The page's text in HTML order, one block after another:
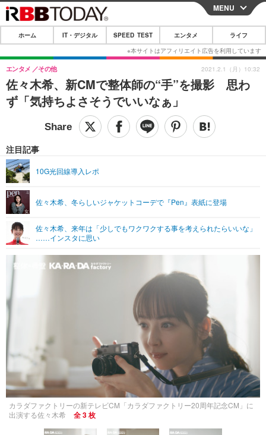
CLOSE
ホーム
IT・デジタル
IT・デジタルTOP スマートフォン
ガジェット・ツール
ショッピング その他
SPEED TEST
エンタメTOP 映画・ドラマ
グラビア ブログ
ショッピング その他
ライフTOP
リリース一覧
プッシュ通知の停止方法
MENU
ホーム IT・デジタル SPEED TEST エンタメ ライフ
佐々木希、新CMで整体師の“手”を撮影 思わ
ず「気持ちよさそうでいいなぁ」
エンタメ その他
注目記事
10G光回線導入レポ
佐々木希、冬らしいジャケットコーデで『Pen』表紙に登場
佐々木希、来年は「少しでもワクワクする事を考えられたらいいな」
……インスタに思い
2021.2.1（月）10:32
カラダファクトリーの新テレビCM「カラダファクトリー20周年記念CM」に
出演する佐々木希
全 3 枚